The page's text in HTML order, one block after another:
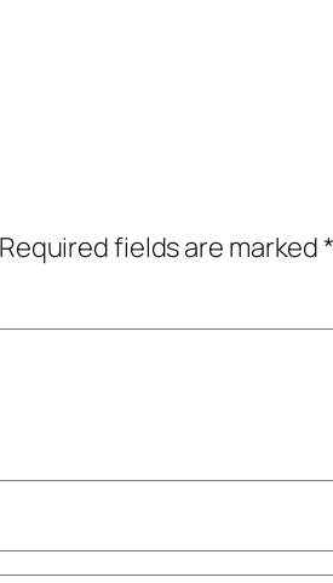
Required fields are marked*